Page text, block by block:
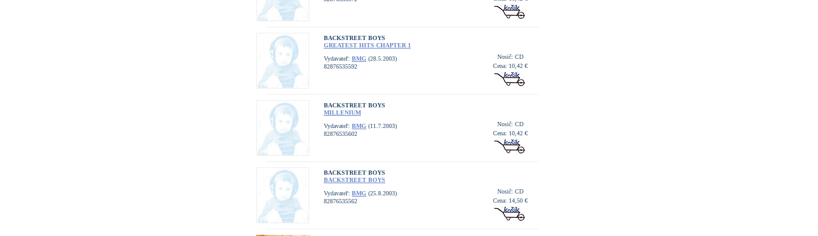
BACKSTREET BOYS
GREATEST HITS CHAPTER 1
Vydavateľ: BMG (28.5.2003)
82876535592
Nosič: CD
Cena: 10,42 €
BACKSTREET BOYS
MILLENIUM
Vydavateľ: BMG (11.7.2003)
82876535602
Nosič: CD
Cena: 10,42 €
BACKSTREET BOYS
BACKSTREET BOYS
Vydavateľ: BMG (25.8.2003)
82876535562
Nosič: CD
Cena: 14,50 €